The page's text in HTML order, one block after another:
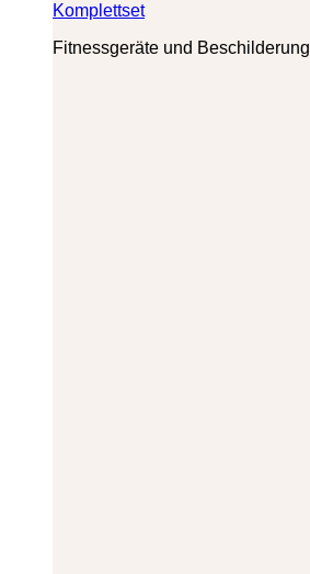
Komplettset
Fitnessgeräte und Beschilderung